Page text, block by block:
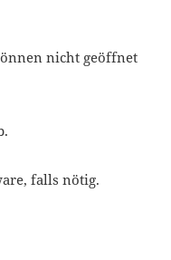
nicht geöffnet
falls nötig.